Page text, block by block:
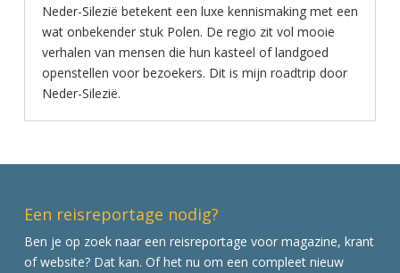
Neder-Silezië betekent een luxe kennismaking met een
wat onbekender stuk Polen. De regio zit vol mooie
verhalen van mensen die hun kasteel of landgoed
openstellen voor bezoekers. Dit is mijn roadtrip door
Neder-Silezië.
Een reisreportage nodig?
Ben je op zoek naar een reisreportage voor magazine, krant
of website? Dat kan. Of het nu om een compleet nieuw